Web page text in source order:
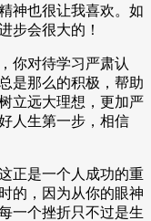
神也很让我喜欢。如
步会很大的！
对待学习严肃认
是那么的积极，帮助
立远大理想，更加严
人生第一步，相信
正是一个人成功的重
的，因为从你的眼神
一个挫折只不过是生